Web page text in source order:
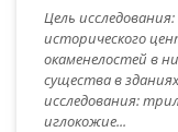
Цель
исторического
окаменелостей в
существа в
исследования:
иглокожие...